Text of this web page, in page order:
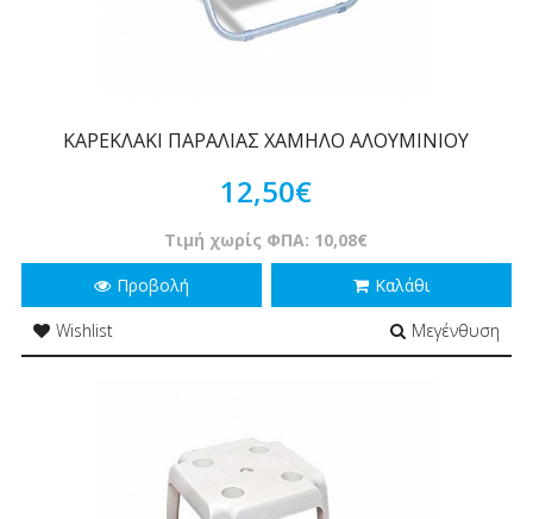
ΚΑΡΕΚΛΑΚΙ ΠΑΡΑΛΙΑΣ ΧΑΜΗΛΟ ΑΛΟΥΜΙΝΙΟΥ
12,50€
Τιμή χωρίς ΦΠΑ: 10,08€
Προβολή
Καλάθι
Wishlist
Μεγένθυση